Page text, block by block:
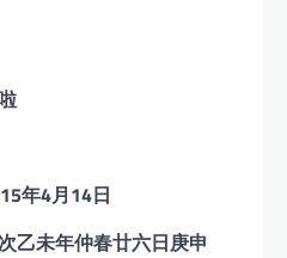
年4月14日
乙未年仲春廿六日庚申